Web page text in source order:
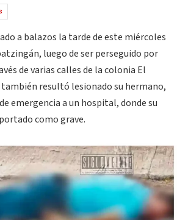
a balazos la tarde de este miércoles
luego de ser perseguido por
de varias calles de la colonia El
también resultó lesionado su hermano,
emergencia a un hospital, donde su
como grave.